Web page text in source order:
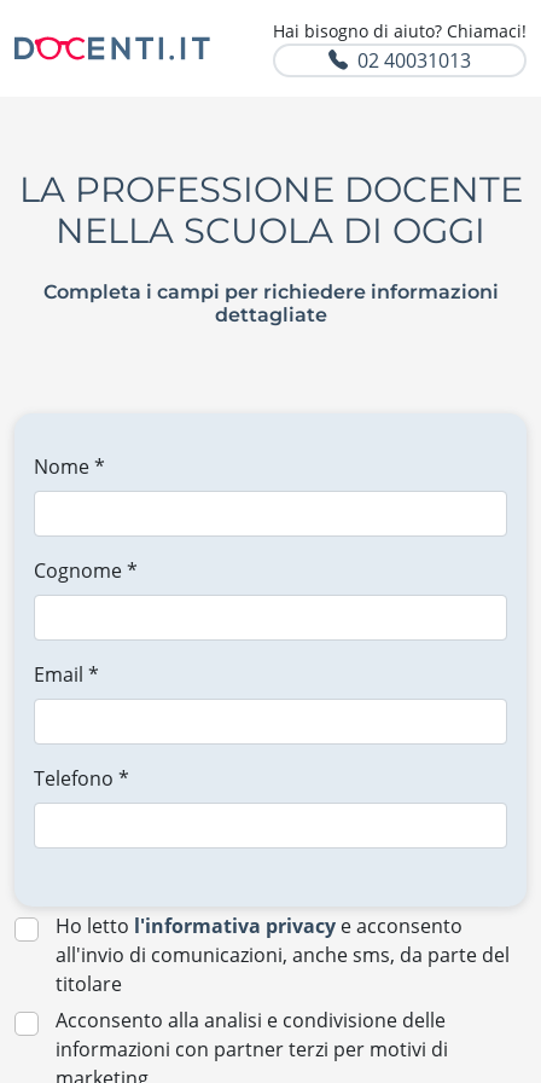
Hai bisogno di aiuto? Chiamaci!
02 40031013
LA PROFESSIONE DOCENTE
NELLA SCUOLA DI OGGI
Completa i campi per richiedere informazioni
dettagliate
Nome *
Cognome *
Email *
Telefono *
Ho letto l'informativa privacy e acconsento
all'invio di comunicazioni, anche sms, da parte del
titolare
Acconsento alla analisi e condivisione delle
informazioni con partner terzi per motivi di